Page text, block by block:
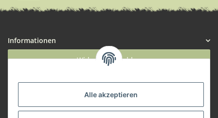
Alle akzeptieren
Informationen
Widerruf anmelden